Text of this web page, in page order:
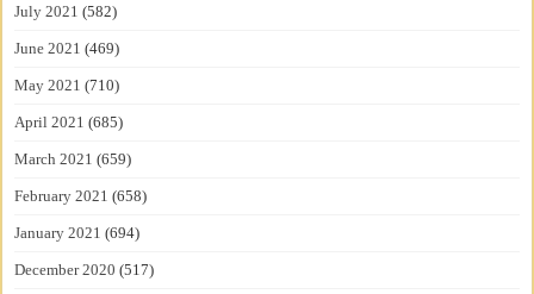
July 2021 (582)
June 2021 (469)
May 2021 (710)
April 2021 (685)
March 2021 (659)
February 2021 (658)
January 2021 (694)
December 2020 (517)